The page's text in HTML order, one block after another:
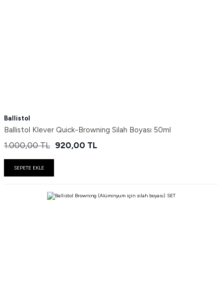
Ballistol
Ballistol Klever Quick-Browning Silah Boyası 50ml
1.000,00 TL 920,00 TL
SEPETE EKLE